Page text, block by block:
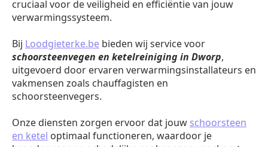
cruciaal voor de veiligheid en efficiëntie van jouw
verwarmingssysteem.
Bij Loodgieterke.be bieden wij service voor
schoorsteenvegen en ketelreiniging in Dworp,
uitgevoerd door ervaren verwarmingsinstallateurs en
vakmensen zoals chauffagisten en
schoorsteenvegers.
Onze diensten zorgen ervoor dat jouw schoorsteen
en ketel optimaal functioneren, waardoor je